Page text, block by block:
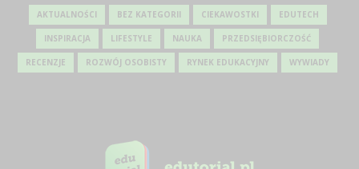
AKTUALNOŚCI BEZ KATEGORII CIEKAWOSTKI EDUTECH
INSPIRACJA LIFESTYLE NAUKA PRZEDSIĘBIORCZOŚĆ
RECENZJE ROZWÓJ OSOBISTY RYNEK EDUKACYJNY WYWIADY